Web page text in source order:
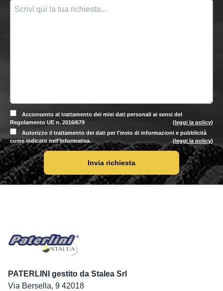
Acconsento al trattamento dei miei dati personali ai sensi del
Regolamento UE n. 2016/679
(leggi la policy)
Autorizzo il trattamento dei dati per l'invio di informazioni e pubblicità
come indicato nell'Informativa.
(leggi la policy)
Invia richiesta
PATERLINI gestito da Stalea Srl
Via Bersella, 9 42018